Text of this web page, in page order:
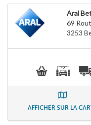
Aral
69
3253
AFFICHER SUR LA